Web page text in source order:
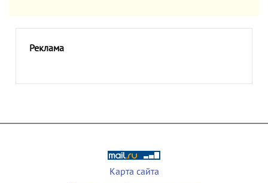
Реклама
Карта сайта